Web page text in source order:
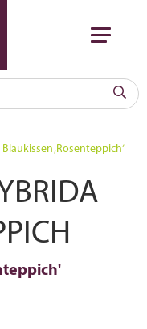
‚Rosenteppich‘